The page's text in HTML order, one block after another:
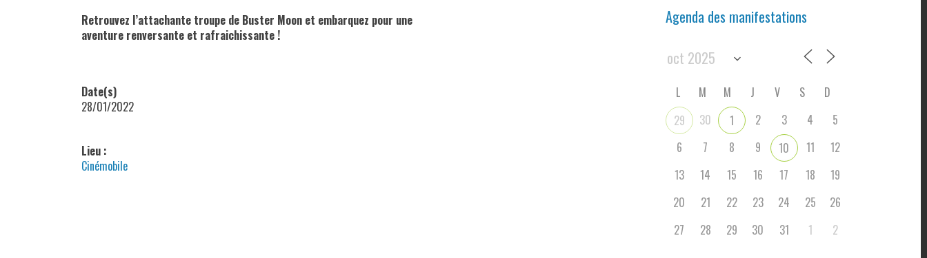
Retrouvez l’attachante troupe de Buster Moon et embarquez pour une
aventure renversante et rafraichissante !
Date(s)
28/01/2022
Lieu :
Cinémobile
Agenda des manifestations
L M M J V S
D
29
30 1 2 3 4
5
6
7 8 9 10 11
12
13
14 15 16 17 18
19
20
21 22 23 24 25
26
27
28 29 30 31 1 2